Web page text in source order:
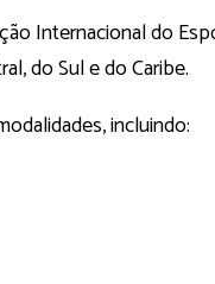
Internacional do
do Sul e do Caribe.
incluindo: